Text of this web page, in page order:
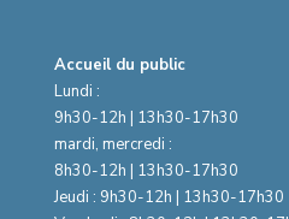
Accueil du public
Lundi :
9h30-12h | 13h30-17h30
mardi, mercredi :
8h30-12h | 13h30-17h30
Jeudi : 9h30-12h | 13h30-17h30